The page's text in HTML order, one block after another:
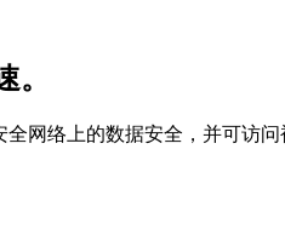
网络上的数据安全，并可访问